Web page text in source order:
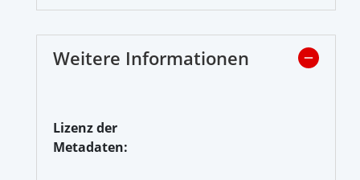
Weitere Informationen
Lizenz der
Metadaten: